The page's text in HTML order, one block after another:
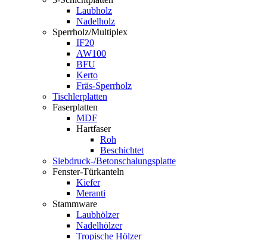
Laubholz
Nadelholz
Sperrholz/Multiplex
IF20
AW100
BFU
Kerto
Fräs-Sperrholz
Tischlerplatten
Faserplatten
MDF
Hartfaser
Roh
Beschichtet
Siebdruck-/Betonschalungsplatte
Fenster-Türkanteln
Kiefer
Meranti
Stammware
Laubhölzer
Nadelhölzer
Tropische Hölzer